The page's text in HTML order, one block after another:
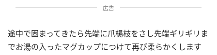
広告
途中で固まってきたら先端に爪楊枝をさし先端ギリギリま
でお湯の入ったマグカップにつけて再び柔らかくします